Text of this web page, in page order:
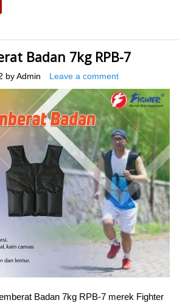
Badan 7kg RPB-7
by Admin Leave a comment
Badan 7kg RPB-7 merek Fighter